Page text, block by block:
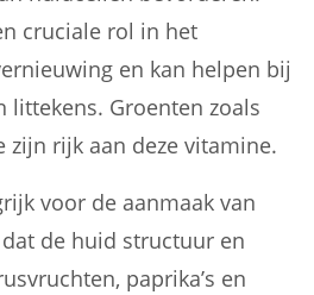
cruciale rol in het
en kan helpen bij
littekens. Groenten zoals
zijn rijk aan deze vitamine.
voor de aanmaak van
de huid structuur en
paprika’s en